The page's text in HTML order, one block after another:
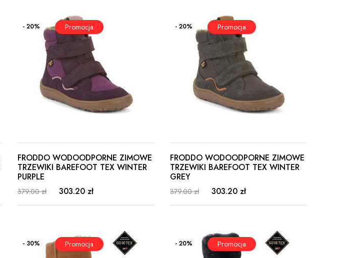
- 20%
FRODDO WODOODPORNE ZIMOWE
TRZEWIKI BAREFOOT TEX WINTER
PURPLE
379.00 zł 303.20 zł
- 20%
FRODDO WODOODPORNE ZIMOWE
TRZEWIKI BAREFOOT TEX WINTER
GREY
379.00 zł 303.20 zł
- 30% - 20%